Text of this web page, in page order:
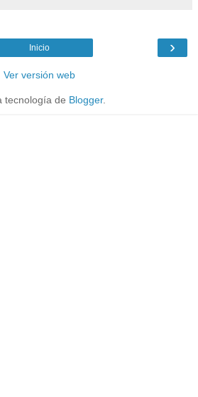
›
Inicio
Ver versión web
tecnología de Blogger.